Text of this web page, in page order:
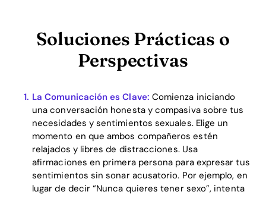
Soluciones Prácticas o
Perspectivas
La Comunicación es Clave: Comienza iniciando
una conversación honesta y compasiva sobre tus
necesidades y sentimientos sexuales. Elige un
momento en que ambos compañeros estén
relajados y libres de distracciones. Usa
afirmaciones en primera persona para expresar tus
sentimientos sin sonar acusatorio. Por ejemplo, en
lugar de decir “Nunca quieres tener sexo”, intenta